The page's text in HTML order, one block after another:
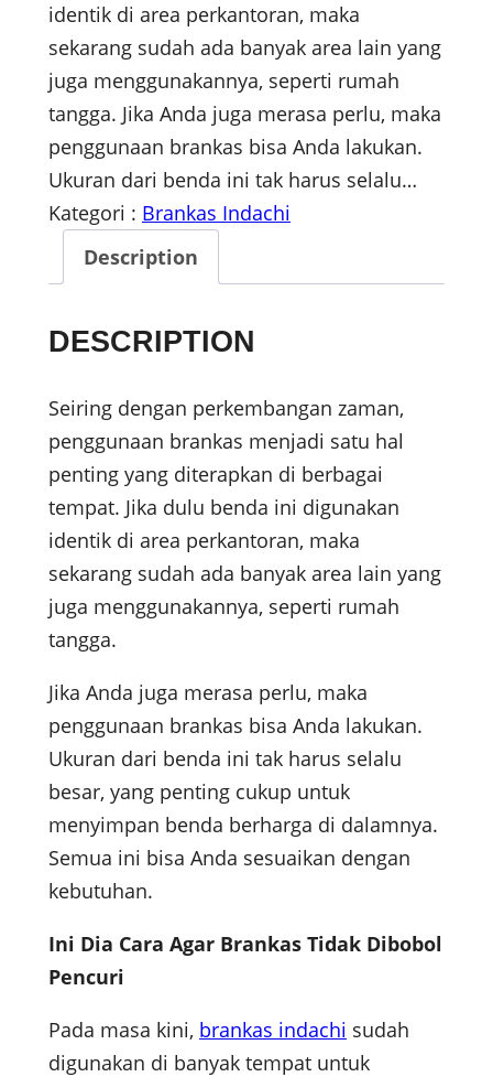
identik di area perkantoran, maka
sekarang sudah ada banyak area lain yang
juga menggunakannya, seperti rumah
tangga. Jika Anda juga merasa perlu, maka
penggunaan brankas bisa Anda lakukan.
Ukuran dari benda ini tak harus selalu…
Kategori : Brankas Indachi
Description
DESCRIPTION
Seiring dengan perkembangan zaman,
penggunaan brankas menjadi satu hal
penting yang diterapkan di berbagai
tempat. Jika dulu benda ini digunakan
identik di area perkantoran, maka
sekarang sudah ada banyak area lain yang
juga menggunakannya, seperti rumah
tangga.
Jika Anda juga merasa perlu, maka
penggunaan brankas bisa Anda lakukan.
Ukuran dari benda ini tak harus selalu
besar, yang penting cukup untuk
menyimpan benda berharga di dalamnya.
Semua ini bisa Anda sesuaikan dengan
kebutuhan.
Ini Dia Cara Agar Brankas Tidak Dibobol
Pencuri
Pada masa kini, brankas indachi sudah
digunakan di banyak tempat untuk